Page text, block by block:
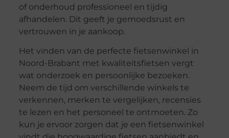
of onderhoud professioneel en tijdig
afhandelen. Dit geeft je gemoedsrust en
vertrouwen in je aankoop.
Het vinden van de perfecte fietsenwinkel in
Noord-Brabant met kwaliteitsfietsen vergt
wat onderzoek en persoonlijke bezoeken.
Neem de tijd om verschillende winkels te
verkennen, merken te vergelijken, recensies
te lezen en het personeel te ontmoeten. Zo
kun je ervoor zorgen dat je een fietsenwinkel